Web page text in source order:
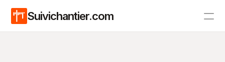
Suivichantier.com